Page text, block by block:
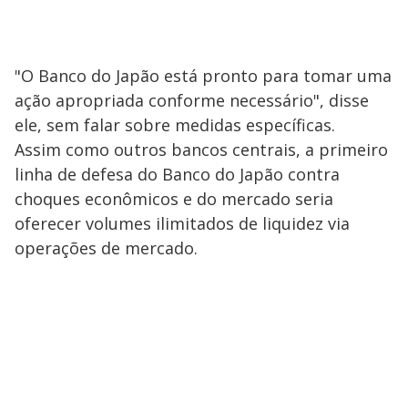
"O Banco do Japão está pronto para tomar uma
ação apropriada conforme necessário", disse
ele, sem falar sobre medidas específicas.
Assim como outros bancos centrais, a primeiro
linha de defesa do Banco do Japão contra
choques econômicos e do mercado seria
oferecer volumes ilimitados de liquidez via
operações de mercado.